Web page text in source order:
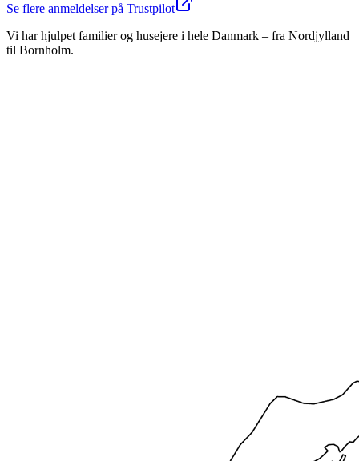
Se flere anmeldelser på Trustpilot
Vi har hjulpet familier og husejere i hele Danmark – fra Nordjylland
til Bornholm.